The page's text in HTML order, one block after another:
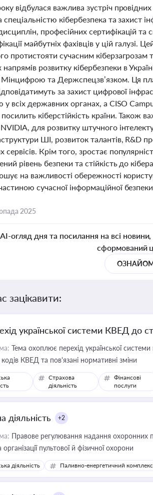
відбулася важлива зустріч
спеціальністю кібербезпека та
професійних сертифікацій
майбутніх фахівців у цій
протистояти сучасним кіберзагрозам
розвитку кібербезпеки в
та Держспецзв’язком. Ця
за захист цифрової
у всіх державних органах, а CISO
кіберстійкість країни. Також
для розвитку штучного
ШІ, розвиток талантів, R&D
Крім того, зростає
рівень безпеки та стійкість до
на важливості обережності
сучасної інформаційної
2025
огляд дня та посилання на всі новини,
сформований
зацікавити:
української системи КВЕД до
Тема охоплює перехід української системи
КВЕД та пов'язані нормативні зміни
Страхова
діяльність
Фінансові
послуги
діяльність +2
Правове регулювання надання охоронних
пультової й фізичної охорони
діяльність Паливно-енергетичний комплекс